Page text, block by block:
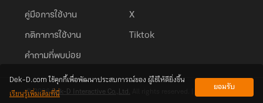
คู่มือการใช้งาน
กติกาการใช้งาน
คำถามที่พบบ่อย
X
Tiktok
© 2026Dek-D Interactive Co.,Ltd.
Dek-D.com ใช้คุกกี้เพื่อพัฒนาประสบการณ์ของ ผู้ใช้ให้ดียิ่งขึ้น
เรียนรู้เพิ่มเติมที่นี่
ยอมรับ